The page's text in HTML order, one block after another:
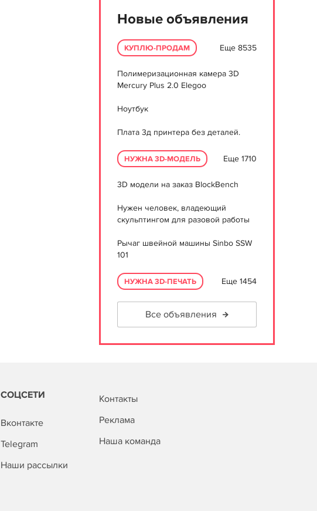
Новые объявления
КУПЛЮ-ПРОДАМ Еще 8535
Полимеризационная камера 3D
Mercury Plus 2.0 Elegoo
Ноутбук
Плата 3д принтера без деталей.
НУЖНА 3D-МОДЕЛЬ Еще 1710
3D модели на заказ BlockBench
Нужен человек, владеющий
скульптингом для разовой работы
Рычаг швейной машины Sinbo SSW
101
НУЖНА 3D-ПЕЧАТЬ Еще 1454
Все объявления
СОЦСЕТИ
Вконтакте
Telegram
Наши рассылки
Контакты
Реклама
Наша команда